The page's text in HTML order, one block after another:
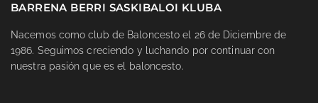
BARRENA BERRI SASKIBALOI KLUBA
Nacemos como club de Baloncesto el 26 de Diciembre de
1986. Seguimos creciendo y luchando por continuar con
nuestra pasión que es el baloncesto.